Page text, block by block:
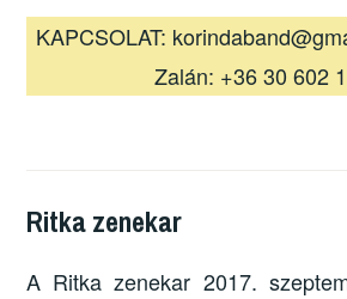
KAPCSOLAT:
Zalán: +36 30 602
Ritka zenekar
A Ritka zenekar 2017.